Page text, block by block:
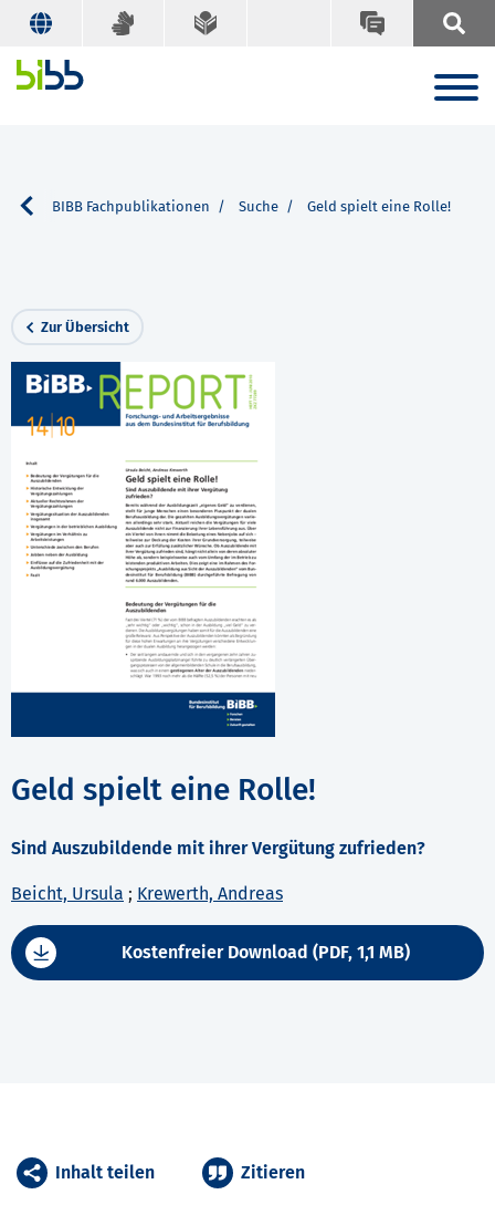
BIBB Fachpublikationen Suche Geld spielt eine Rolle!
Zur Übersicht
Geld spielt eine Rolle!
Sind Auszubildende mit ihrer Vergütung zufrieden?
Beicht, Ursula ; Krewerth, Andreas
Kostenfreier Download (PDF, 1,1 MB)
Inhalt teilen Zitieren